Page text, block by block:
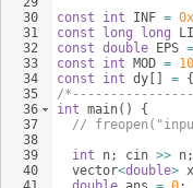
30
31
32
33
34
35
36
37
38
39
40
const
int INF =
const
long long
const double EPS =
const
int MOD =
const
int dy[ = {
/
int main( )
{
//
int
n; cin >> n;
vector<double> x